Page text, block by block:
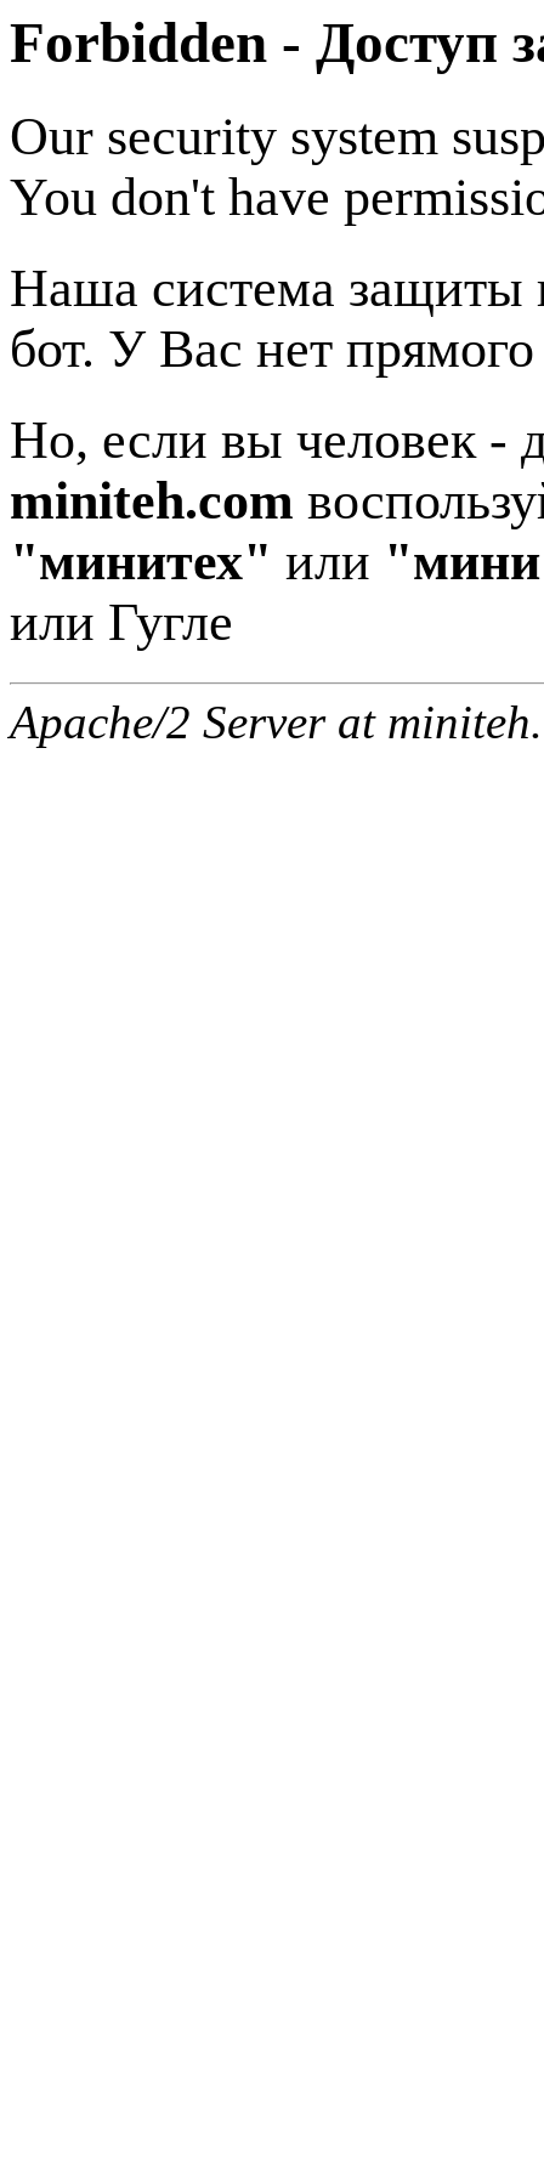
Forbidden - Доступ
Our security system
You don't have
Наша система защиты
бот. У Вас нет
Но, если вы человек -
miniteh.com
"минитех" или "мини
или Гугле
Apache/2 Server at